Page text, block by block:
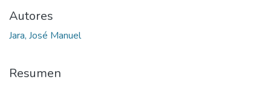
Autores
Jara, José Manuel
Resumen